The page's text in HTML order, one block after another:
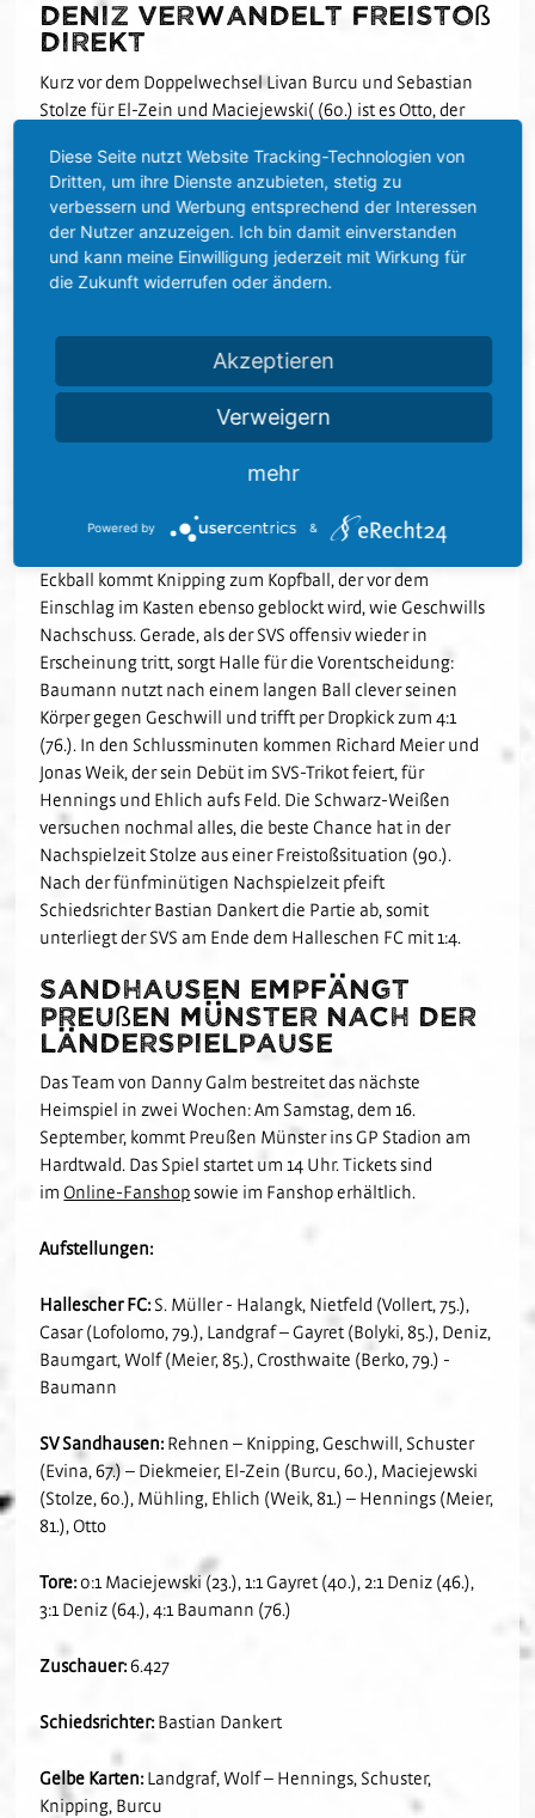
Deniz verwandelt Freistoß
direkt
Kurz vor dem Doppelwechsel Livan Burcu und Sebastian
Stolze für El-Zein und Maciejewski( (60.) ist es Otto, der
erzielt. Doch er bringt nicht genug Druck hinter das Leder,
sodass der Keeper den Ball fangen kann. Auf der
Gegenseite bringt Geschwill einen Hallenser Angriff mit
einem Foulspiel zum Erliegen. Zentral vor Rehnens Kasten
ist es erneut Deniz, der den Freistoß unhaltbar in den
Abwehrspieler Schuster, sodass der SVS auf ein 4-3-3
umstellt.
Vorentscheidung mitten in
als der Rest und bedient Hennings, der nur an Müllers
Eckball kommt Knipping zum Kopfball, der vor dem
Einschlag im Kasten ebenso geblockt wird, wie Geschwills
Nachschuss. Gerade, als der SVS offensiv wieder in
Erscheinung tritt, sorgt Halle für die Vorentscheidung:
Baumann nutzt nach einem langen Ball clever seinen
Körper gegen Geschwill und trifft per Dropkick zum 4:1
(76.). In den Schlussminuten kommen Richard Meier und
Jonas Weik, der sein Debüt im SVS-Trikot feiert, für
Hennings und Ehlich aufs Feld. Die Schwarz-Weißen
versuchen nochmal alles, die beste Chance hat in der
Nachspielzeit Stolze aus einer Freistoßsituation (90.).
Nach der fünfminütigen Nachspielzeit pfeift
Schiedsrichter Bastian Dankert die Partie ab, somit
unterliegt der SVS am Ende dem Halleschen FC mit 1:4.
Sandhausen empfängt
Preußen Münster nach der
Länderspielpause
Das Team von Danny Galm bestreitet das nächste
Heimspiel in zwei Wochen: Am Samstag, dem 16.
September, kommt Preußen Münster ins GP Stadion am
Hardtwald. Das Spiel startet um 14 Uhr. Tickets sind
im Online-Fanshop sowie im Fanshop erhältlich.
Aufstellungen:
Hallescher FC: S. Müller - Halangk, Nietfeld (Vollert, 75.),
Casar (Lofolomo, 79.), Landgraf – Gayret (Bolyki, 85.), Deniz,
Baumgart, Wolf (Meier, 85.), Crosthwaite (Berko, 79.) -
Baumann
SV Sandhausen: Rehnen – Knipping, Geschwill, Schuster
(Evina, 67.) – Diekmeier, El-Zein (Burcu, 60.), Maciejewski
(Stolze, 60.), Mühling, Ehlich (Weik, 81.) – Hennings (Meier,
81.), Otto
Tore: 0:1 Maciejewski (23.), 1:1 Gayret (40.), 2:1 Deniz (46.),
3:1 Deniz (64.), 4:1 Baumann (76.)
Zuschauer:6.427
Schiedsrichter: Bastian Dankert
Gelbe Karten: Landgraf, Wolf – Hennings, Schuster,
Knipping, Burcu
Diese Seite nutzt Website Tracking-Technologien von
Dritten, um ihre Dienste anzubieten, stetig zu
verbessern und Werbung entsprechend der Interessen
der Nutzer anzuzeigen. Ich bin damit einverstanden
und kann meine Einwilligung jederzeit mit Wirkung für
die Zukunft widerrufen oder ändern.
Akzeptieren
Verweigern
mehr
Powered by &